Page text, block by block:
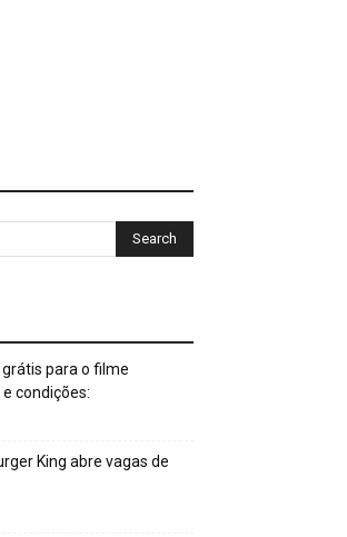
para o filme
condições:
King abre vagas de